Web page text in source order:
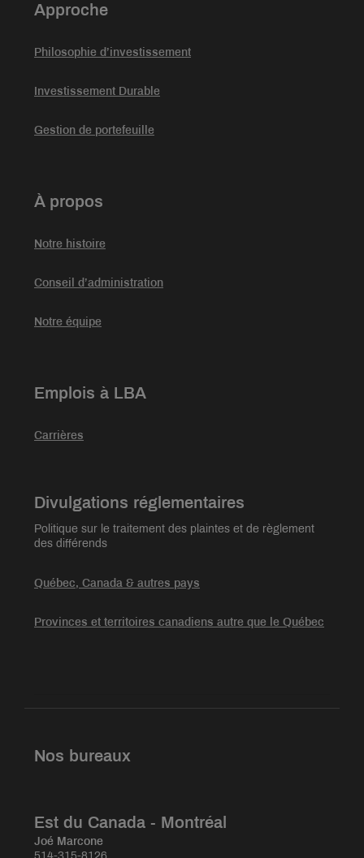
Approche
Philosophie d’investissement
Investissement Durable
Gestion de portefeuille
À propos
Notre histoire
Conseil d’administration
Notre équipe
Emplois à LBA
Carrières
Divulgations réglementaires
Politique sur le traitement des plaintes et de règlement
des différends
Québec, Canada & autres pays
Provinces et territoires canadiens autre que le Québec
Nos bureaux
Est du Canada - Montréal
Joé Marcone